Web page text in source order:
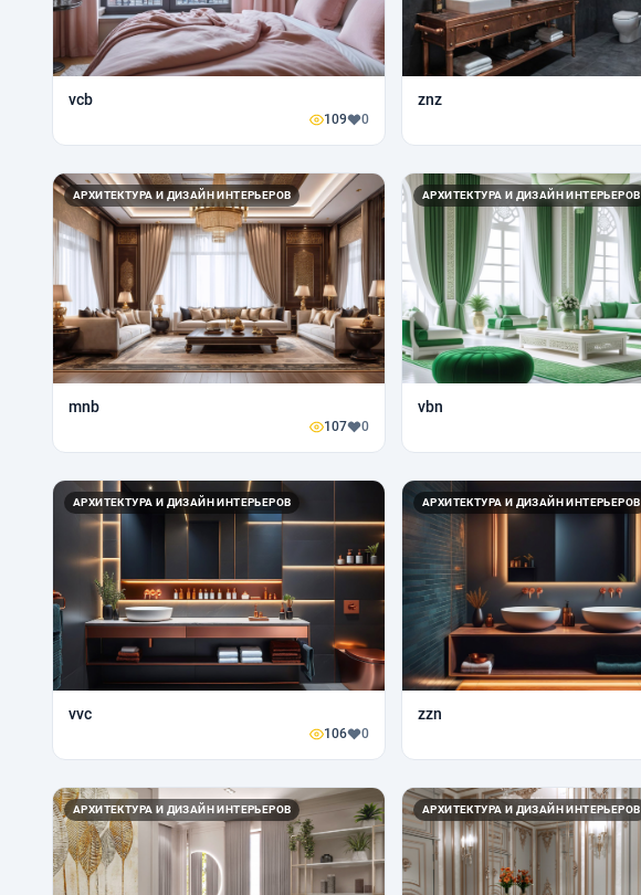
vcb
109 0
znz
АРХИТЕКТУРА И ДИЗАЙН ИНТЕРЬЕРОВ
mnb
107 0
АРХИТЕКТУРА И ДИЗАЙН ИНТЕРЬЕРОВ
vbn
АРХИТЕКТУРА И ДИЗАЙН ИНТЕРЬЕРОВ
vvc
106 0
АРХИТЕКТУРА И ДИЗАЙН ИНТЕРЬЕРОВ
zzn
АРХИТЕКТУРА И ДИЗАЙН ИНТЕРЬЕРОВ АРХИТЕКТУРА И ДИЗАЙН ИНТЕРЬЕРОВ